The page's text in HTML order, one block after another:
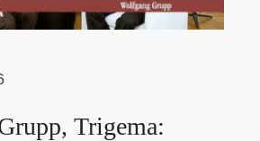
Trigema: